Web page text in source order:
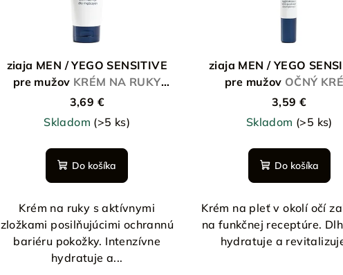
ziaja MEN / YEGO SENSITIVE
pre mužov KRÉM NA RUKY
REGENERAČNÝ
3,69 €
Skladom (>5 ks)
Do košíka
Krém na ruky s aktívnymi
zložkami posilňujúcimi ochrannú
bariéru pokožky. Intenzívne
hydratuje a...
ziaja MEN / YEGO
pre mužov OČNÝ
VYHLADZUJÚCI
3,59 €
Skladom (>5 ks)
Do košíka
Krém na pleť v okolí očí
na funkčnej receptúre.
hydratuje a